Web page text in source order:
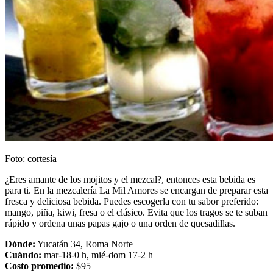
Foto: cortesía
¿Eres amante de los mojitos y el mezcal?, entonces esta bebida es
para ti. En la mezcalería La Mil Amores se encargan de preparar esta
fresca y deliciosa bebida. Puedes escogerla con tu sabor preferido:
mango, piña, kiwi, fresa o el clásico. Evita que los tragos se te suban
rápido y ordena unas papas gajo o una orden de quesadillas.
Dónde: Yucatán 34, Roma Norte
Cuándo: mar-18-0 h, mié-dom 17-2 h
Costo promedio: $95